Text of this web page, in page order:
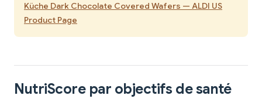
Küche Dark Chocolate Covered Wafers — ALDI US
Product Page
NutriScore par objectifs de santé